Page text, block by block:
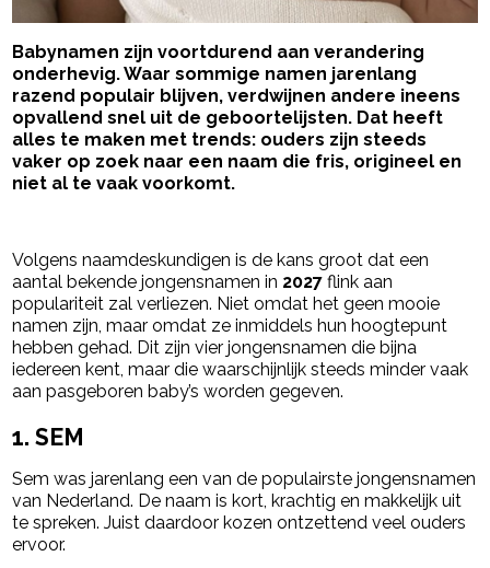
Baby­namen zijn voortdurend aan verandering
onderhevig. Waar sommige namen jarenlang
razend populair blijven, verdwijnen andere ineens
opvallend snel uit de geboortelijsten. Dat heeft
alles te maken met trends: ouders zijn steeds
vaker op zoek naar een naam die fris, origineel en
niet al te vaak voorkomt.
Volgens naamdeskundigen is de kans groot dat een
aantal bekende jongensnamen in 2027 flink aan
populariteit zal verliezen. Niet omdat het geen mooie
namen zijn, maar omdat ze inmiddels hun hoogtepunt
hebben gehad. Dit zijn vier jongensnamen die bijna
iedereen kent, maar die waarschijnlijk steeds minder vaak
aan pasgeboren baby’s worden gegeven.
1. SEM
Sem was jarenlang een van de populairste jongensnamen
van Nederland. De naam is kort, krachtig en makkelijk uit
te spreken. Juist daardoor kozen ontzettend veel ouders
ervoor.